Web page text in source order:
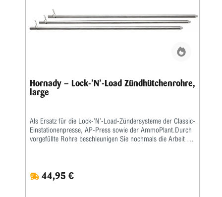
Hornady – Lock-’N’-Load Zündhütchenrohre,
large
Als Ersatz für die Lock-’N’-Load-Zündersysteme der Classic-
Einstationenpresse, AP-Press sowie der AmmoPlant.Durch
vorgefüllte Rohre beschleunigen Sie nochmals die Arbeit an
44,95 €